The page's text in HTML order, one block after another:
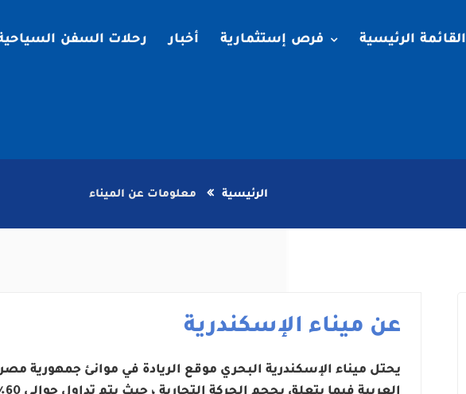
القائمة الرئيسية فرص إستثمارية أخبار رحلات السفن
الرئيسية معلومات عن الميناء
عن ميناء الإسكندرية
يحتل ميناء الإسكندرية البحري موقع الريادة في موانئ جمهورية مصر